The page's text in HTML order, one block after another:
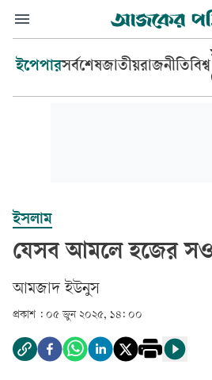
ইপেপারসর্বশেষজাতীয়রাজনীতিবিশ্ব
ইসলাম
যেসব আমলে হজের
আমজাদ ইউনুস
প্রকাশ : ০৫ জুন ২০২৫, ১৪: ০০